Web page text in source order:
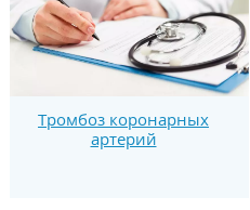
Тромбоз коронарных
артерий